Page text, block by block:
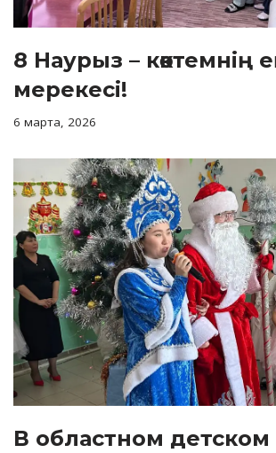
8 Наурыз – көктемнің
мерекесі!
6 марта, 2026
В областном детском